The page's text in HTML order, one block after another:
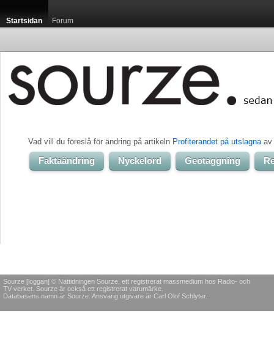
Startsidan Forum
Vad vill du föreslå för ändring på artikeln Profiterandet på utslagnaav
Faktaändring Nyckelord Geotaggning
Sourze [loggan] © Nättidningen Sourze, ett registrerat massmedium hos Radio- och
TV-verket. Sourze är också ett registrerat varumärke.
Databasens namn är Sourze. Ansvarig utgivare är Carl Olof Schlyter.